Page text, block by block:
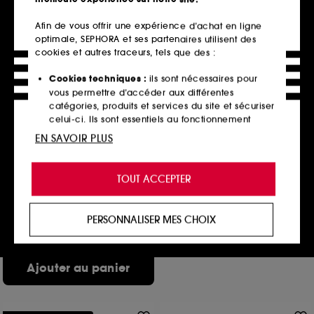
ghd rehab
soin réparateur pour cheveux abîmés
45,00€
Ajouter au panier
La sélection beauté de
tous les instants
ensoleillés.
Afin de vous offrir une expérience d’achat en ligne
optimale, SEPHORA et ses partenaires utilisent des
cookies et autres traceurs, tels que des :
Cookies techniques : ils sont nécessaires pour
vous permettre d’accéder aux différentes
catégories, produits et services du site et sécuriser
celui-ci. Ils sont essentiels au fonctionnement
technique du site et ne peuvent être désactivés.
de vous offrir une expérience enrichie et
personnalisée en vous recommandant des
produits, des services et des contenus qui
proposer des offres promotionnelles adaptées à
votre profil.
Cookies réseaux sociaux et publicité :
utilisés pour vous présenter du contenu susceptible
TOUT ACCEPTER
PERSONNALISER MES CHOIX
EN SAVOIR PLUS